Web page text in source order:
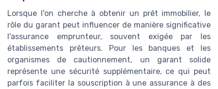
Lorsque l'on cherche à obtenir un prêt immobilier, le
rôle du garant peut influencer de manière significative
l'assurance emprunteur, souvent exigée par les
établissements prêteurs. Pour les banques et les
organismes de cautionnement, un garant solide
représente une sécurité supplémentaire, ce qui peut
parfois faciliter la souscription à une assurance à des